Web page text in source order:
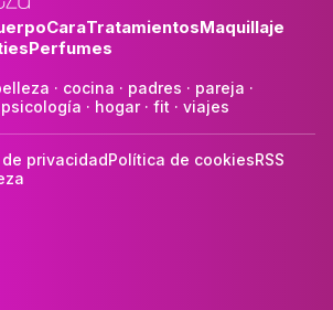
CaraTratamientosMaquillaje
Perfumes
· cocina · padres · pareja ·
psicología · hogar· fit · viajes
privacidadPolítica de cookiesRSS